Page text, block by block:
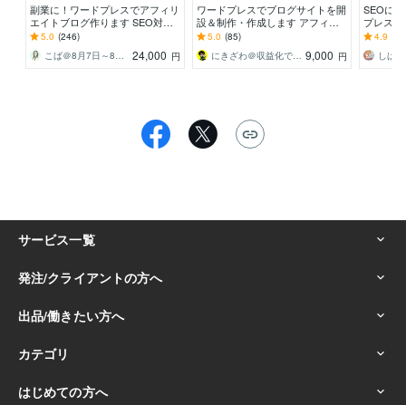
副業に！ワードプレスでアフィリ
エイトブログ作ります SEO対策
済・アドセンス対応・有料テーマ
カスタマイズもOK
5.0 (246)
24,000 円
ワードプレスでブログサイトを開
設＆制作・作成します アフィリ
エイトブログ初心者が広告収益を
得るための道筋も伝授！
5.0 (85)
9,000 円
SEOに
プレス
s】アフ
即日納
4.9
しば